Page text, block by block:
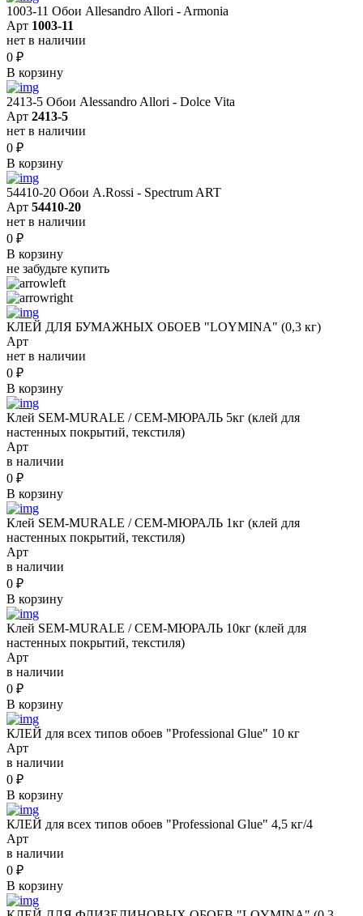
1003-11 Обои Allesandro Allori - Armonia
Арт 1003-11
нет в наличии
0 ₽
В корзину
2413-5 Обои Alessandro Allori - Dolce Vita
Арт 2413-5
нет в наличии
0 ₽
В корзину
54410-20 Обои A.Rossi - Spectrum ART
Арт 54410-20
нет в наличии
0 ₽
В корзину
не забудьте купить
КЛЕЙ ДЛЯ БУМАЖНЫХ ОБОЕВ "LOYMINA" (0,3 кг)
Арт
нет в наличии
0 ₽
В корзину
Клей SEM-MURALE / СЕМ-МЮРАЛЬ 5кг (клей для
настенных покрытий, текстиля)
Арт
в наличии
0 ₽
В корзину
Клей SEM-MURALE / СЕМ-МЮРАЛЬ 1кг (клей для
настенных покрытий, текстиля)
Арт
в наличии
0 ₽
В корзину
Клей SEM-MURALE / СЕМ-МЮРАЛЬ 10кг (клей для
настенных покрытий, текстиля)
Арт
в наличии
0 ₽
В корзину
КЛЕЙ для всех типов обоев "Professional Glue" 10 кг
Арт
в наличии
0 ₽
В корзину
КЛЕЙ для всех типов обоев "Professional Glue" 4,5 кг/4
Арт
в наличии
0 ₽
В корзину